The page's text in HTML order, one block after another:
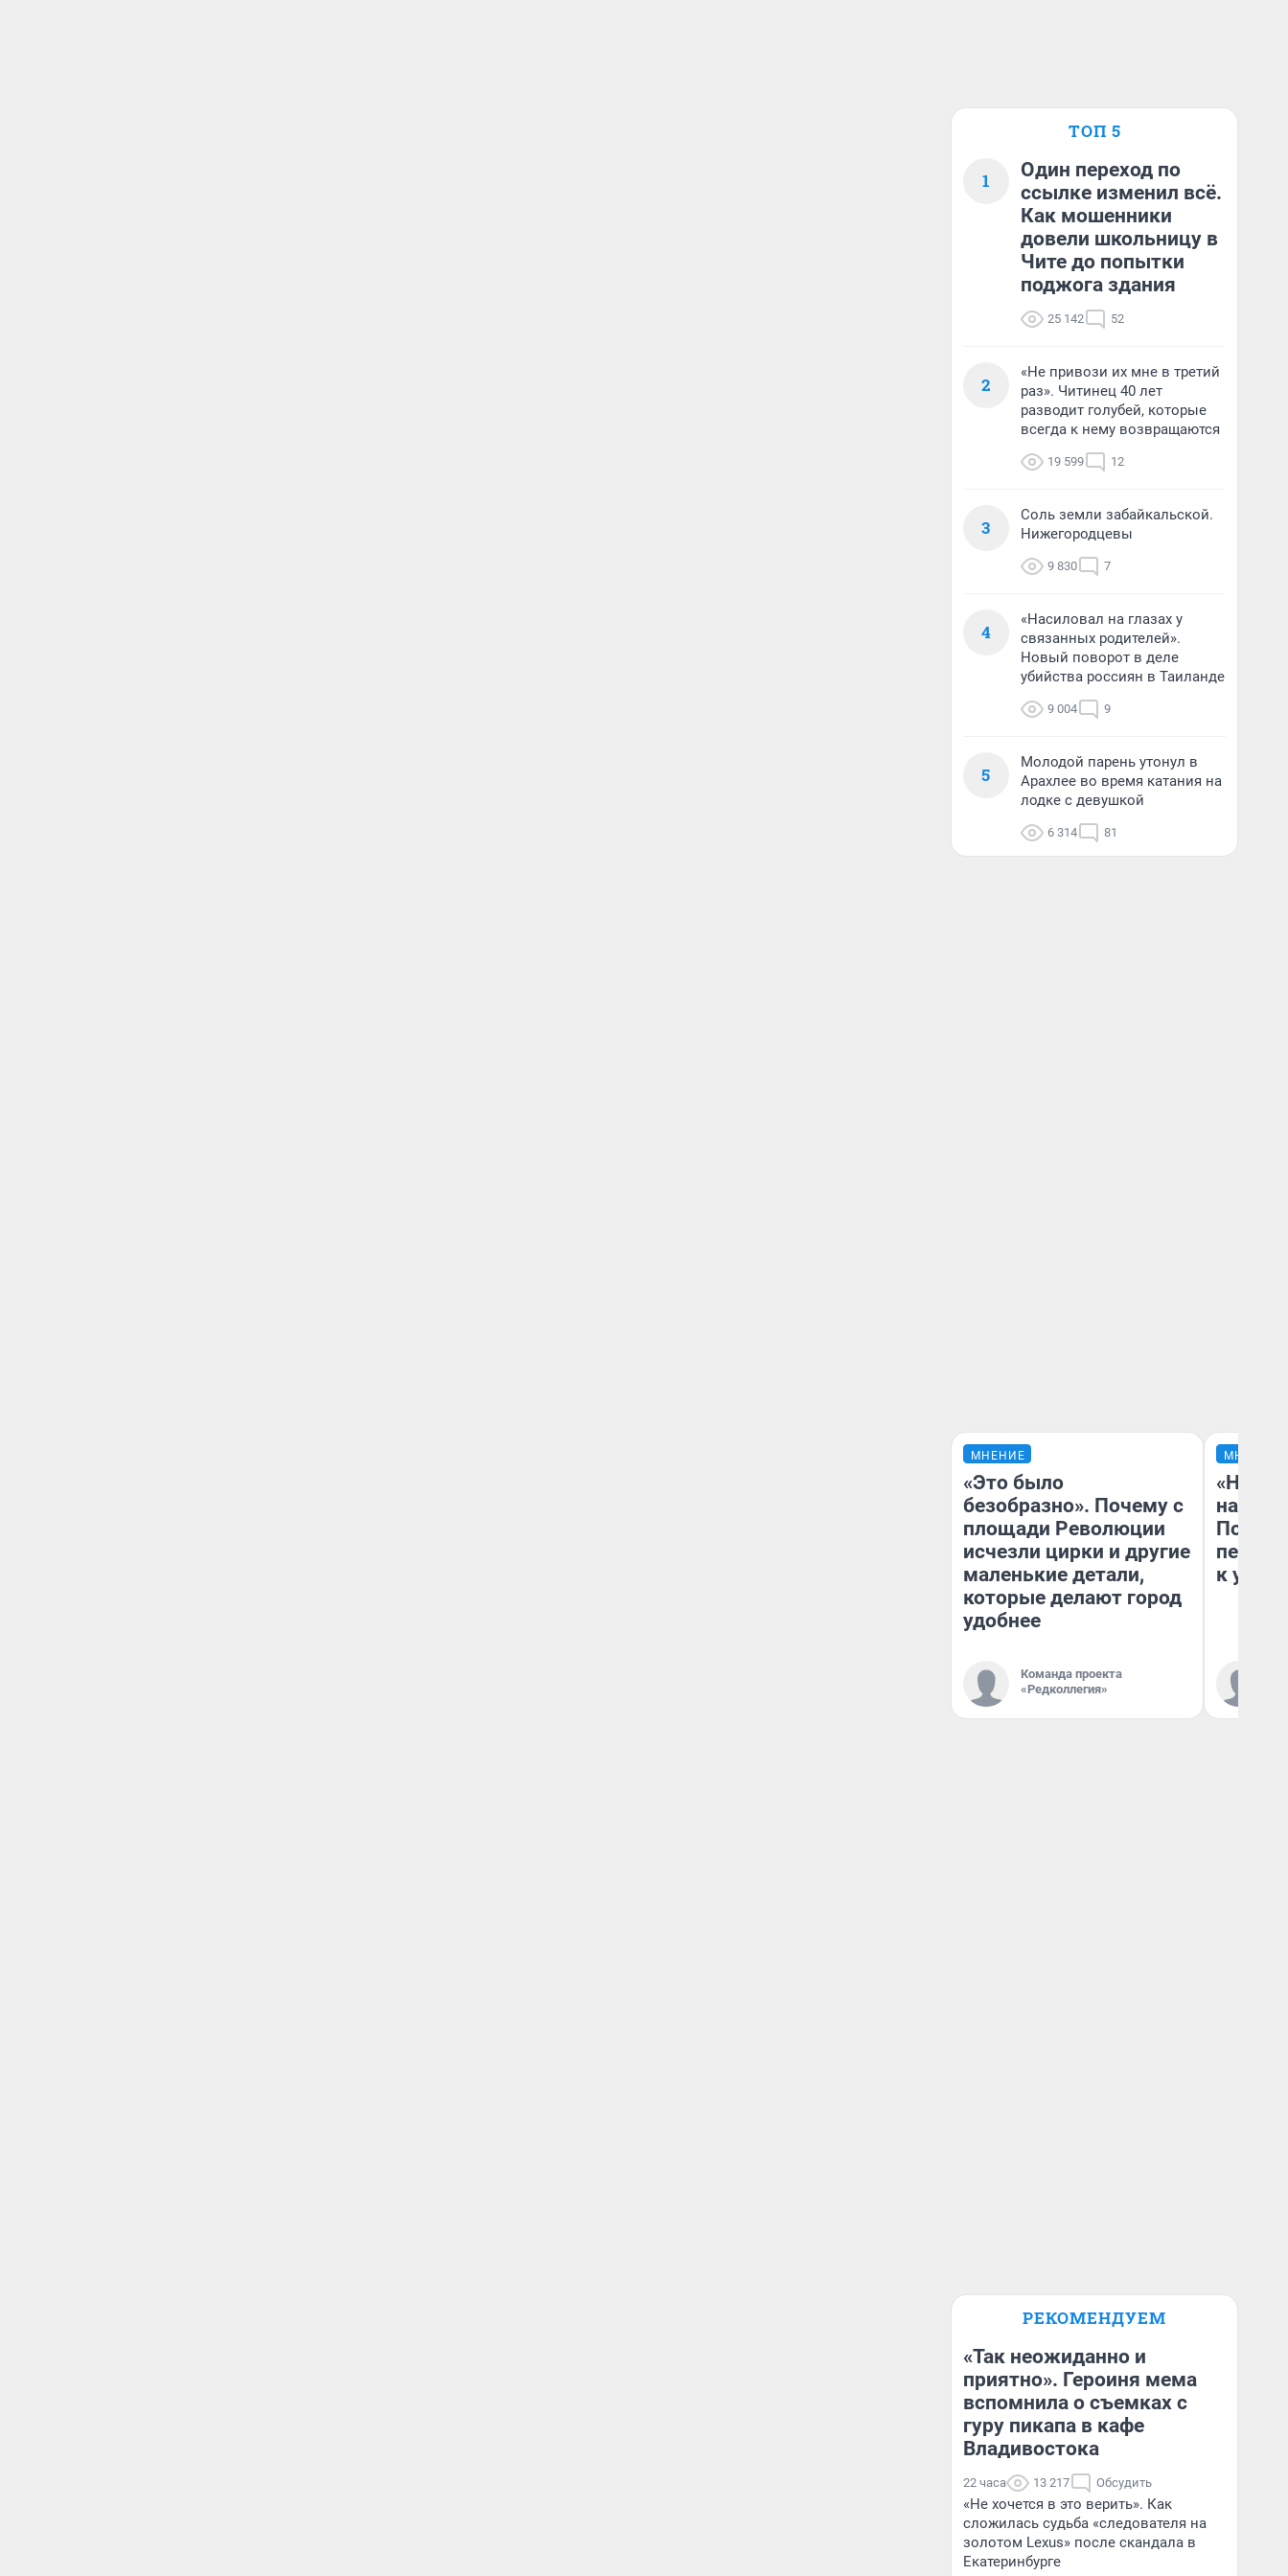
ТОП 5
1
Один переход по
ссылке изменил всё.
Как мошенники
довели школьницу в
Чите до попытки
поджога здания
25 142 52
2
«Не привози их мне в третий
раз». Читинец 40 лет
разводит голубей, которые
всегда к нему возвращаются
19 599 12
3
Соль земли забайкальской.
Нижегородцевы
9 830 7
4
«Насиловал на глазах у
связанных родителей».
Новый поворот в деле
убийства россиян в Таиланде
9 004 9
5
Молодой парень утонул в
Арахлее во время катания на
лодке с девушкой
6 314 81
МНЕНИЕ
«Это было
безобразно». Почему с
площади Революции
исчезли цирки и другие
маленькие детали,
которые делают город
удобнее
Команда проекта
«Редколлегия»
МНЕНИЕ
«Надо
надо
к
РЕКОМЕНДУЕМ
«Так неожиданно и
приятно». Героиня мема
вспомнила о съемках с
гуру пикапа в кафе
Владивостока
22 часа 13 217 Обсудить
«Не хочется в это верить». Как
сложилась судьба «следователя на
золотом Lexus» после скандала в
Екатеринбурге